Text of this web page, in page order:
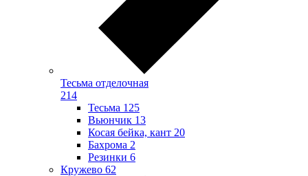
Тесьма отделочная
214
Тесьма 125
Вьюнчик 13
Косая бейка, кант 20
Бахрома 2
Резинки 6
Кружево 62